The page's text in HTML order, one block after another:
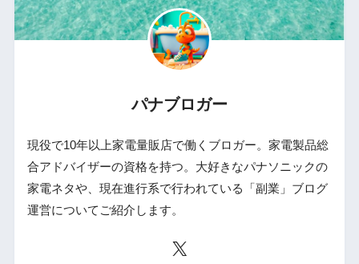
パナブロガー
現役で10年以上家電量販店で働くブロガー。家電製品総
合アドバイザーの資格を持つ。大好きなパナソニックの
家電ネタや、現在進行系で行われている「副業」ブログ
運営についてご紹介します。